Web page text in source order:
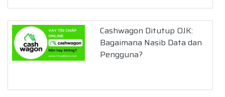
Cashwagon Ditutup OJK:
Bagaimana Nasib Data dan
Pengguna?